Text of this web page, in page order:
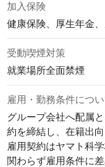
加入保険
健康保険、厚生年金
受動喫煙対策
就業場所全面禁煙
雇用・勤務条件につい
グループ会社へ配属
約を締結し、在籍出
雇用契約はヤマト科
関わらず雇用条件に差